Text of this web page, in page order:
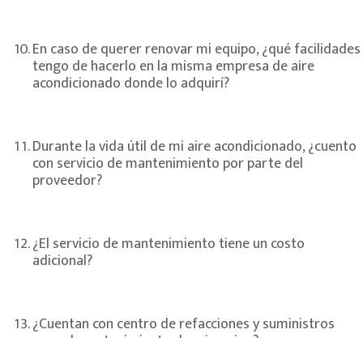
En caso de querer renovar mi equipo, ¿qué facilidades
tengo de hacerlo en la misma empresa de aire
acondicionado donde lo adquirí?
Durante la vida útil de mi aire acondicionado, ¿cuento
con servicio de mantenimiento por parte del
proveedor?
¿El servicio de mantenimiento tiene un costo
adicional?
¿Cuentan con centro de refacciones y suministros